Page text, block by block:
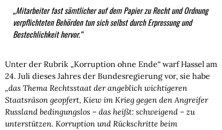
„Mitarbeiter fast sämtlicher auf dem Papier zu Recht und Ordnung
verpflichteten Behörden tun sich selbst durch Erpressung und
Bestechlichkeit hervor.“
Unter der Rubrik „Korruption ohne Ende“ warf Hassel am
24. Juli dieses Jahres der Bundesregierung vor, sie habe
„das Thema Rechtsstaat der angeblich wichtigeren
Staatsräson geopfert, Kiew im Krieg gegen den Angreifer
Russland bedingungslos – das heißt: schweigend – zu
unterstützen. Korruption und Rückschritte beim